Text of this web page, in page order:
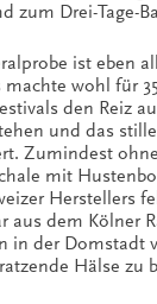
zum Drei-Tage-
ist eben
machte wohl für
den Reiz
und das
Zumindest
mit
Herstellers
aus dem Kölner
in der Domstadt
Hälse zu